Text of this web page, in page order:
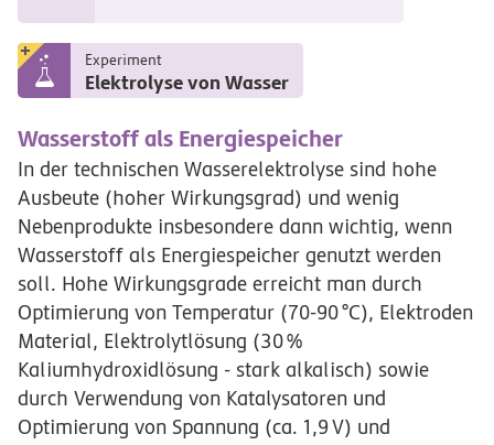
Experiment
Elektrolyse von Wasser
Wasserstoff als Energiespeicher
In der technischen Wasserelektrolyse sind hohe
Ausbeute (hoher Wirkungsgrad) und wenig
Nebenprodukte insbesondere dann wichtig, wenn
Wasserstoff als Energiespeicher genutzt werden
soll. Hohe Wirkungsgrade erreicht man durch
Optimierung von Temperatur (70-90°C), Elektroden
Material, Elektrolytlösung (30%
Kaliumhydroxidlösung - stark alkalisch) sowie
durch Verwendung von Katalysatoren und
Optimierung von Spannung (ca. 1,9V) und